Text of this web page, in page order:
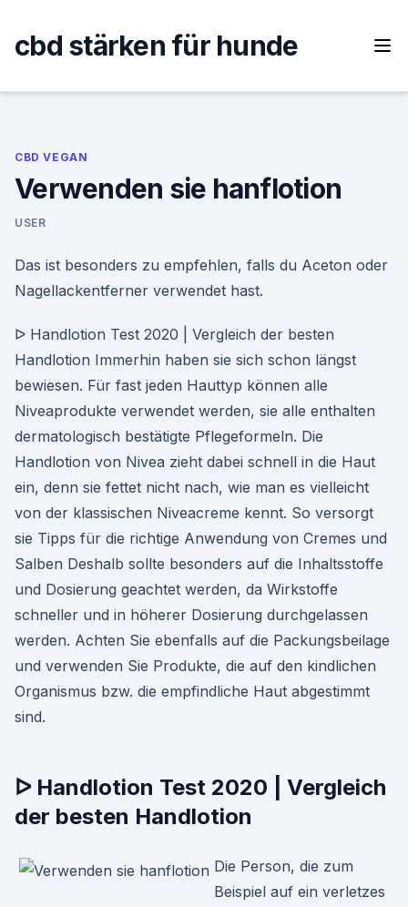
content
cbd stärken für hunde
CBD VEGAN
Verwenden sie hanflotion
USER
Das ist besonders zu empfehlen, falls du Aceton oder
Nagellackentferner verwendet hast.
ᐅ Handlotion Test 2020 | Vergleich der besten
Handlotion Immerhin haben sie sich schon längst
bewiesen. Für fast jeden Hauttyp können alle
Niveaprodukte verwendet werden, sie alle enthalten
dermatologisch bestätigte Pflegeformeln. Die
Handlotion von Nivea zieht dabei schnell in die Haut
ein, denn sie fettet nicht nach, wie man es vielleicht
von der klassischen Niveacreme kennt. So versorgt
sie Tipps für die richtige Anwendung von Cremes und
Salben Deshalb sollte besonders auf die Inhaltsstoffe
und Dosierung geachtet werden, da Wirkstoffe
schneller und in höherer Dosierung durchgelassen
werden. Achten Sie ebenfalls auf die Packungsbeilage
und verwenden Sie Produkte, die auf den kindlichen
Organismus bzw. die empfindliche Haut abgestimmt
sind.
ᐅ Handlotion Test 2020 | Vergleich
der besten Handlotion
Die Person, die zum
Beispiel auf ein verletzes